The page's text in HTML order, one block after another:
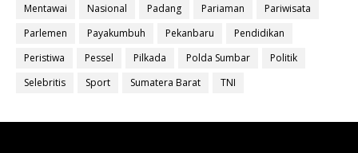
Mentawai
Nasional Padang Pariaman
Pariwisata
Parlemen
Payakumbuh Pekanbaru
Pendidikan
Peristiwa
Pessel Pilkada Polda Sumbar
Politik
Selebritis
Sport Sumatera Barat TNI